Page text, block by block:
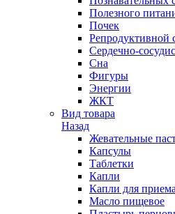
Полезного
Почек
Репродуктивной
Сердечно-
Сна
Фигуры
Энергии
ЖКТ
Вид товара
Назад
Жевательные
Капсулы
Таблетки
Капли
Капли для
Масло пищевое